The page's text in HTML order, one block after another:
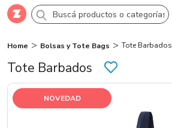
Comprar Creá tu cuenta
Categorías
Tote Barbados
Home Bolsas y Tote Bags Tote Barbados
NOVEDAD